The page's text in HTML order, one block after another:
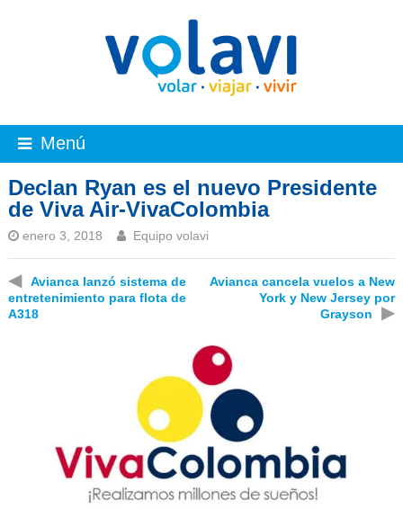
Menú
Declan Ryan es el nuevo Presidente
de Viva Air-VivaColombia
enero 3, 2018 Equipo volavi
◀
Avianca lanzó sistema de
entretenimiento para flota de
A318
Avianca cancela vuelos a New
York y New Jersey por
Grayson
▶